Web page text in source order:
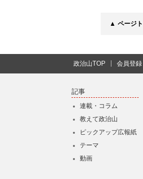
▲ ページ
政治山TOP 会員登録
記事
連載・コラム
教えて政治山
ピックアップ広報紙
テーマ
動画